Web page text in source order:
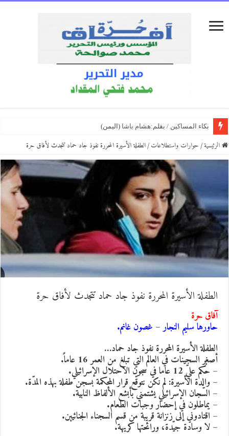
كلماتٌ كالبلسم/ بقلم: الكاتبه الروائيه السالمةالروفي ( المغرب )
بكاء المساكين / بقلم:هشام باشا (اليمن)
إِنْ يَنْقُصِ الصَّبْرُ/ بقلم:أحمد النظامي
فكَّة الغياب/ بقلم:سعيد العكيشي (اليمن)
/حوارات واستطلاعات /الطفلة الأسيرة المحررة نفوذ جاد حماد تتجدث لأفاق حرة
الأسيرة المحررة نفوذ جاد حماد تتجدث لأفاق حرة
حرة
سليم النجار – غصون غانم.
الأسيرة المحررة نفوذ جاد حماد…
السجينات في العالم التي تبلغ من العمر 16 عاماً.
عليّ 12 عاما في سجون الاحتلال الإسرائيلي.
والدة الأسيرة: لم نكن نتوقّع قرار المحكمة بسجن طفلة بهذه المدّة.
السّجان الإسرائيلي يشتمني بأبشع الألفاظ النابية.
يماطلون في إحضار وجبات الطعام.
اقتادوني إلى زنزانة قريبة من قسم السجناء الجنائيين.
لا وسادة جيّدة، ورائحتها كريهة.